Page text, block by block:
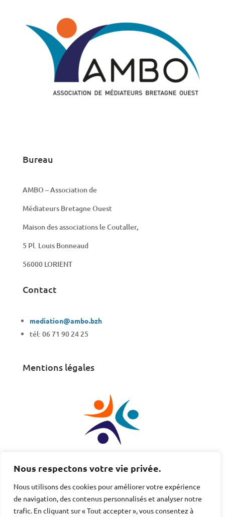
Nous respectons votre vie privée.
Nous utilisons des cookies pour améliorer votre expérience
de navigation, des contenus personnalisés et analyser notre
trafic. En cliquant sur « Tout accepter », vous consentez à
Bureau
AMBO – Association de
Médiateurs Bretagne Ouest
Maison des associations le Coutaller,
5 Pl. Louis Bonneaud
56000 LORIENT
Contact
mediation@ambo.bzh
tél: 06 71 90 24 25
Mentions légales
Fédération des Centres de Médiations de Grand-Ouest